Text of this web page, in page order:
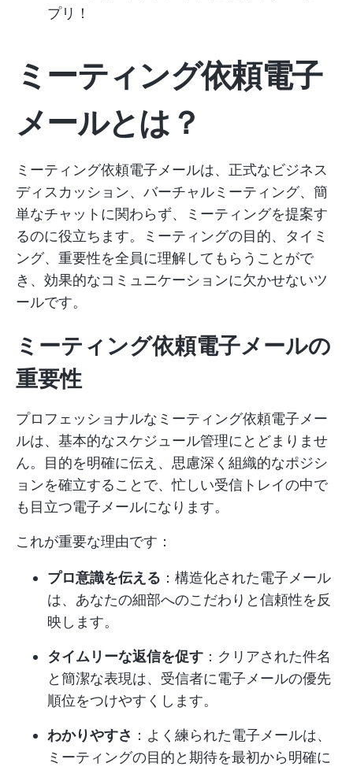
プリ！
ミーティング依頼電子
メールとは？
ミーティング依頼電子メールは、正式なビジネス
ディスカッション、バーチャルミーティング、簡
単なチャットに関わらず、ミーティングを提案す
るのに役立ちます。ミーティングの目的、タイミ
ング、重要性を全員に理解してもらうことがで
き、効果的なコミュニケーションに欠かせないツ
ールです。
ミーティング依頼電子メールの
重要性
プロフェッショナルなミーティング依頼電子メー
ルは、基本的なスケジュール管理にとどまりませ
ん。目的を明確に伝え、思慮深く組織的なポジシ
ョンを確立することで、忙しい受信トレイの中で
も目立つ電子メールになります。
これが重要な理由です：
プロ意識を伝える ：構造化された電子メール
は、あなたの細部へのこだわりと信頼性を反
映します。
タイムリーな返信を促す ：クリアされた件名
と簡潔な表現は、受信者に電子メールの優先
順位をつけやすくします。
わかりやすさ ：よく練られた電子メールは、
ミーティングの目的と期待を最初から明確に